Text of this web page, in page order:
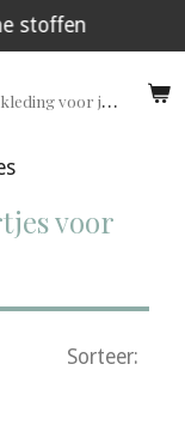
jouw prematuur!
stoffen
voor
Sorteer: